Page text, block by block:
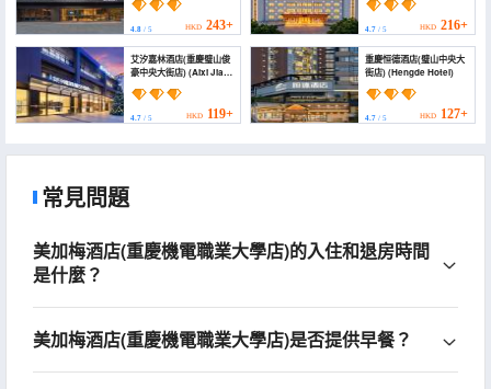
Bishan CBD Financial
Street Xiuhu Park
Branch))
4.8 / 5 HKD 243+
BishanCentral Street ))
4.7/ 5 HKD 216+
艾汐嘉林酒店(重慶璧山俊
豪中央大街店) (Aixi Jialin
Hotel(Chongqing
Bishan Junhao Central
Street Store))
4.7 / 5 HKD 119+
重慶恒德酒店(璧山中央大
街店) (Hengde Hotel)
4.7/ 5 HKD 127+
常見問題
美加梅酒店(重慶機電職業大學店)的入住和退房時間
是什麼？
美加梅酒店(重慶機電職業大學店)是否提供早餐？